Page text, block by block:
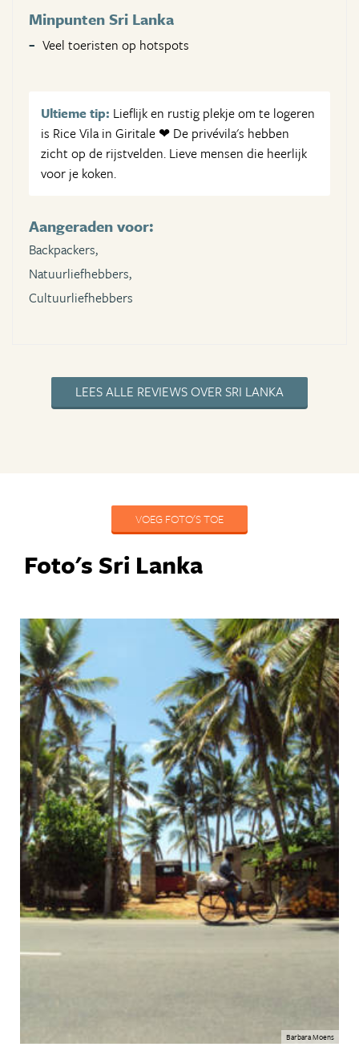
Minpunten Sri Lanka
Veel toeristen op hotspots
Ultieme tip: Lieflijk en rustig plekje om te logeren
is Rice Vila in Giritale ❤ De privévila's hebben
zicht op de rijstvelden. Lieve mensen die heerlijk
voor je koken.
Aangeraden voor:
Backpackers,
Natuurliefhebbers,
Cultuurliefhebbers
LEES ALLE REVIEWS OVER SRI LANKA
VOEG FOTO'S TOE
Foto's Sri Lanka
Barbara Moens